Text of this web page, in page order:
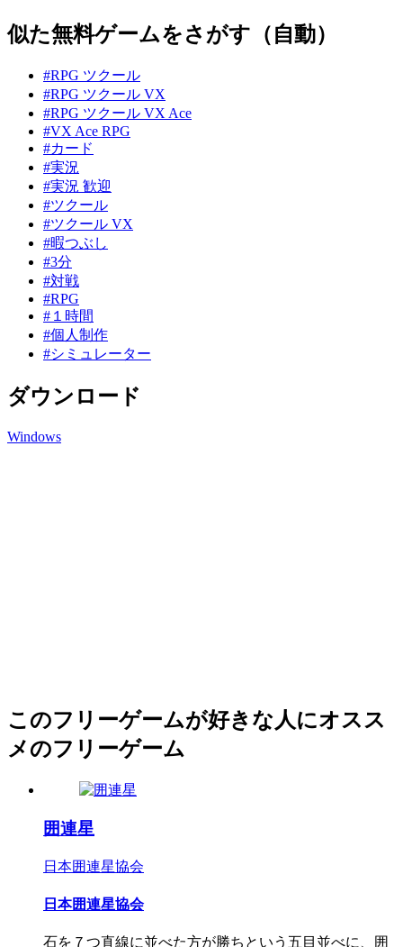
似た無料ゲームをさがす（自動）
#RPG ツクール
#RPG ツクール VX
#RPG ツクール VX Ace
#VX Ace RPG
#カード
#実況
#実況 歓迎
#ツクール
#ツクール VX
#暇つぶし
#3分
#対戦
#RPG
#１時間
#個人制作
#シミュレーター
ダウンロード
Windows
このフリーゲームが好きな人にオスス
メのフリーゲーム
囲連星
日本囲連星協会
日本囲連星協会
石を７つ直線に並べた方が勝ちという五目並べに、囲